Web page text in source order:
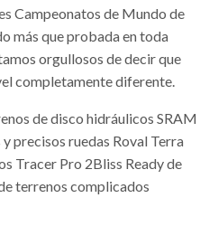
Campeonatos de Mundo de
más que probada en toda
orgullosos de decir que
completamente diferente.
de disco hidráulicos SRAM
precisos ruedas Roval Terra
Tracer Pro 2Bliss Ready de
terrenos complicados